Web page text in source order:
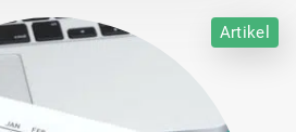
Artikel